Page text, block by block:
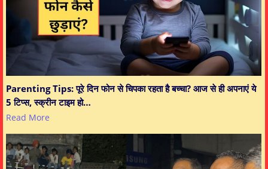
Parenting Tips: पूरे दिन फोन से चिपका रहता है बच्चा? आज से ही अपनाएं ये
5 टिप्स, स्क्रीन टाइम हो…
Read More